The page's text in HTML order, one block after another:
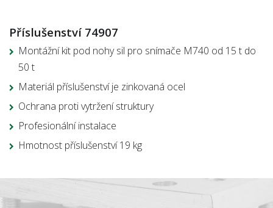
Příslušenství 74907
Montážní kit pod nohy sil pro snímače M740 od 15 t do
50 t
Materiál příslušenství je zinkovaná ocel
Ochrana proti vytržení struktury
Profesionální instalace
Hmotnost příslušenství 19 kg